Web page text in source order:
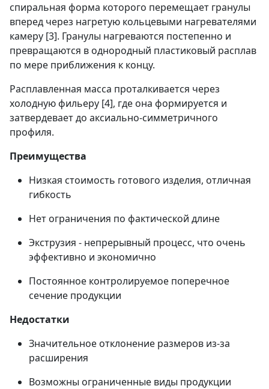
спиральная форма которого перемещает гранулы
вперед через нагретую кольцевыми нагревателями
камеру [3]. Гранулы нагреваются постепенно и
превращаются в однородный пластиковый расплав
по мере приближения к концу.
Расплавленная масса проталкивается через
холодную фильеру [4], где она формируется и
затвердевает до аксиально-симметричного
профиля.
Преимущества
Низкая стоимость готового изделия, отличная
гибкость
Нет ограничения по фактической длине
Экструзия - непрерывный процесс, что очень
эффективно и экономично
Постоянное контролируемое поперечное
сечение продукции
Недостатки
Значительное отклонение размеров из-за
расширения
Возможны ограниченные виды продукции